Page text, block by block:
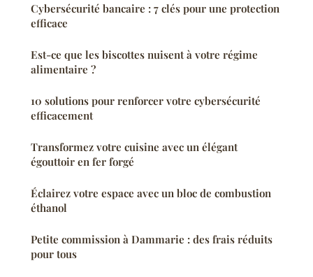
Cybersécurité bancaire : 7 clés pour une protection
efficace
Est-ce que les biscottes nuisent à votre régime
alimentaire ?
10 solutions pour renforcer votre cybersécurité
efficacement
Transformez votre cuisine avec un élégant
égouttoir en fer forgé
Éclairez votre espace avec un bloc de combustion
éthanol
Petite commission à Dammarie : des frais réduits
pour tous